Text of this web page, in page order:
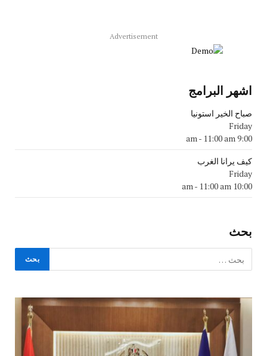
Advertisement
اشهر البرامج
صباح الخير استونيا
Friday
9:00 am
- 11:00 am
كيف يرانا الغرب
Friday
10:00 am
- 11:00 am
بحث